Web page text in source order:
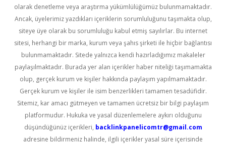
olarak denetleme veya araştırma yükümlülüğümüz bulunmamaktadır.
Ancak, üyelerimiz yazdıkları içeriklerin sorumluluğunu taşımakta olup,
siteye üye olarak bu sorumluluğu kabul etmiş sayılırlar. Bu internet
sitesi, herhangi bir marka, kurum veya şahıs şirketi ile hiçbir bağlantısı
bulunmamaktadır. Sitede yalnızca kendi hazırladığımız makaleler
paylaşılmaktadır. Burada yer alan içerikler haber niteliği taşımamakta
olup, gerçek kurum ve kişiler hakkında paylaşım yapılmamaktadır.
Gerçek kurum ve kişiler ile isim benzerlikleri tamamen tesadüfidir.
Sitemiz, kar amacı gütmeyen ve tamamen ücretsiz bir bilgi paylaşım
platformudur. Hukuka ve yasal düzenlemelere aykırı olduğunu
düşündüğünüz içerikleri, backlinkpanelicomtr@gmail.com
adresine bildirmeniz halinde, ilgili içerikler yasal süre içerisinde